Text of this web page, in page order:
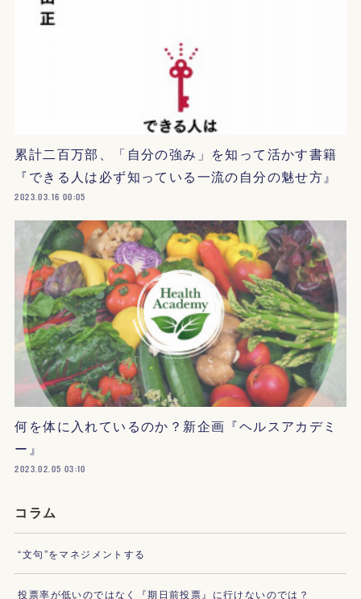
累計二百万部、「自分の強み」を知って活かす書籍
『できる人は必ず知っている一流の自分の魅せ方』
2023.03.16 00:05
何を体に入れているのか？新企画『ヘルスアカデミ
ー』
2023.02.05 03:10
コラム
“文句”をマネジメントする
投票率が低いのではなく『期日前投票』に行けないのでは？